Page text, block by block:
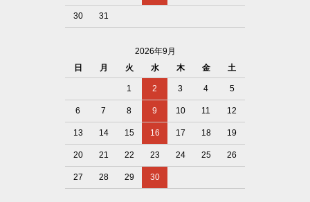
30 31
2026年9月
日
月 火 水 木 金 土
1 2 3 4 5
6 7 8 9 10 11 12
13 14 15 16 17 18 19
20 21 22 23 24 25 26
27 28 29 30